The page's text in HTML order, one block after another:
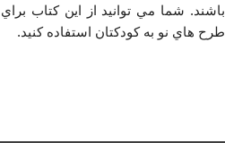
باشند. شما مي ‌توانيد از اين كتاب
طرح هاي نو به كودكتان استفاده كنيد.